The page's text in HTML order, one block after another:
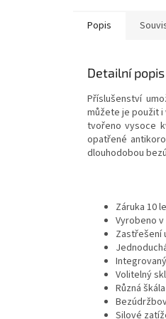
Popis
Detailní
Příslušenství
můžete je použit
tvořeno vysoce
opatřené
dlouhodobou
Záruka 10
Vyrobeno
Zastřešení
Volitelný
Různá
Silové